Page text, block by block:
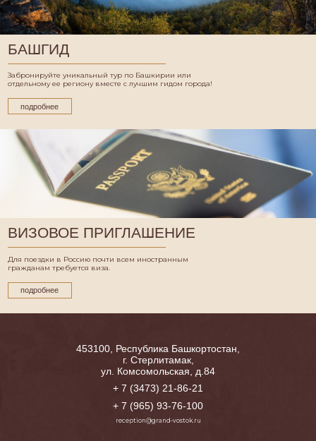
БАШГИД
Забронируйте уникальный тур по Башкирии или
отдельному ее региону вместе с лучшим гидом города!
подробнее
ВИЗОВОЕ ПРИГЛАШЕНИЕ
Для поездки в Россию почти всем иностранным
гражданам требуется виза.
подробнее
453100, Республика Башкортостан,
г. Стерлитамак,
ул. Комсомольская, д.84
+ 7 (3473) 21-86-21
+ 7 (965) 93-76-100
reception@grand-vostok.ru